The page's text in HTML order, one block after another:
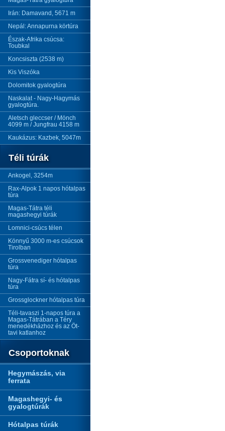
Irán: Damavand, 5671 m
Nepál: Annapurna körtúra
Észak-Afrika csúcsa:
Toubkal
Koncsiszta (2538 m)
Kis Viszóka
Dolomitok gyalogtúra
Naskalat - Nagy-Hagymás
gyalogtúra.
Aletsch gleccser / Mönch
4099 m / Jungfrau 4158 m
Kaukázus: Kazbek, 5047m
Téli túrák
Ankogel, 3254m
Rax-Alpok 1 napos hótalpas
túra
Magas-Tátra téli
magashegyi túrák
Lomnici-csúcs télen
Könnyű 3000 m-es csúcsok
Tirolban
Grossvenediger hótalpas
túra
Nagy-Fátra sí- és hótalpas
túra
Grossglockner hótalpas túra
Téli-tavaszi 1-napos túra a
Magas-Tátrában a Téry
menedékházhoz és az Öt-
tavi katlanhoz
Csoportoknak
Hegymászás, via
ferrata
Magashegyi- és
gyalogtúrák
Hótalpas túrák